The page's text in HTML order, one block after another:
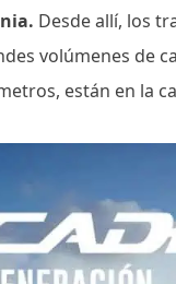
Desde allí, los
volúmenes de
están en la